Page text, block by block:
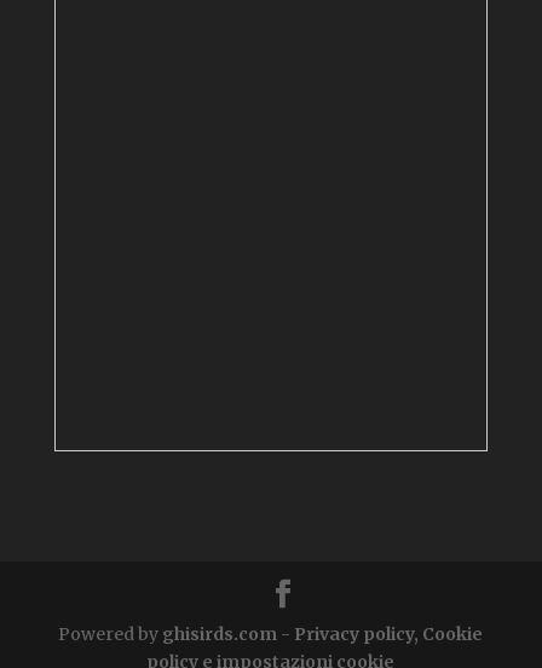
Powered by ghisirds.com - Privacy policy, Cookie
policy e impostazioni cookie